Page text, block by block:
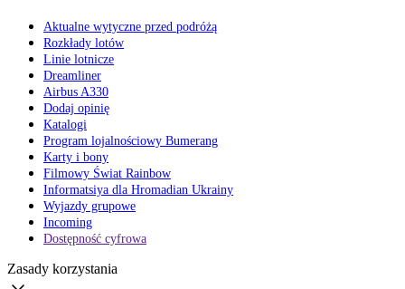
Aktualne wytyczne przed podróżą
Rozkłady lotów
Linie lotnicze
Dreamliner
Airbus A330
Dodaj opinię
Katalogi
Program lojalnościowy Bumerang
Karty i bony
Filmowy Świat Rainbow
Informatsiya dla Hromadian Ukrainy
Wyjazdy grupowe
Incoming
Dostępność cyfrowa
Zasady korzystania